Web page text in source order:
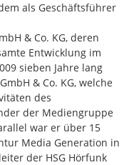
als Geschäftsführer
& Co. KG, deren
Entwicklung im
sieben Jahre lang
& Co. KG, welche
des
der Mediengruppe
war er über 15
Media Generation in
der HSG Hörfunk